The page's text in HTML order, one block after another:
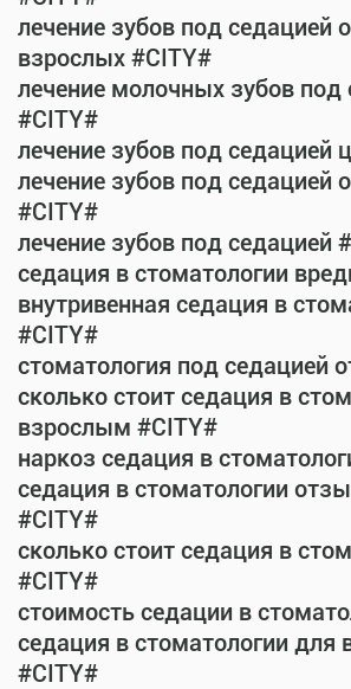
лечение зубов под седацией
взрослых #CITY#
лечение молочных зубов под
#CITY#
лечение зубов под седацией
лечение зубов под седацией
#CITY#
лечение зубов под седацией
седация в стоматологии
внутривенная седация в
#CITY#
стоматология под седацией
сколько стоит седация в
взрослым #CITY#
наркоз седация в
седация в стоматологии
#CITY#
сколько стоит седация в
#CITY#
стоимость седации в
седация в стоматологии для
#CITY#